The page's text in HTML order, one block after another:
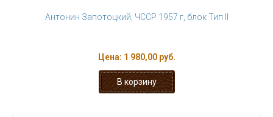
Антонин Запотоцкий, ЧССР 1957 г, блок Тип II
Цена: 1 980,00 руб.